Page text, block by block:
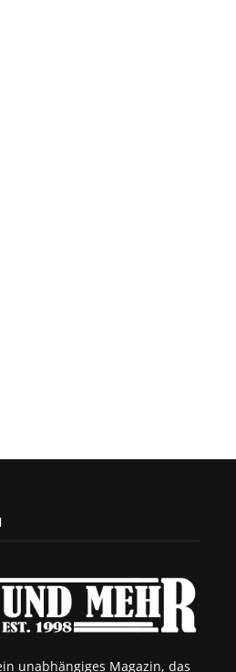
unabhängiges Magazin, das